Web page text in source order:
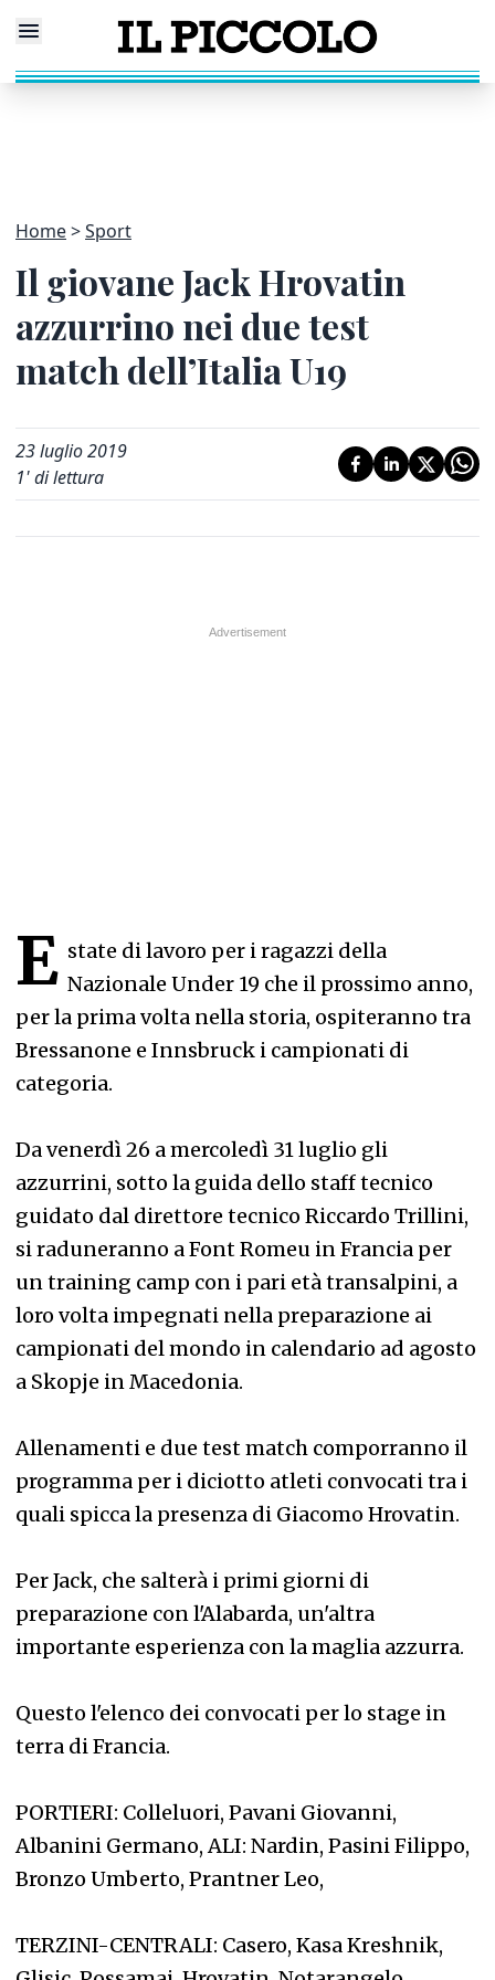
Home Sport
Il giovane Jack Hrovatin
azzurrino nei due test
match dell’Italia U19
23 luglio 2019
1' di lettura
E state di lavoro per i ragazzi della
Nazionale Under 19 che il prossimo anno,
per la prima volta nella storia, ospiteranno tra
Bressanone e Innsbruck i campionati di
categoria.
Da venerdì 26 a mercoledì 31 luglio gli
azzurrini, sotto la guida dello staff tecnico
guidato dal direttore tecnico Riccardo Trillini,
si raduneranno a Font Romeu in Francia per
un training camp con i pari età transalpini, a
loro volta impegnati nella preparazione ai
campionati del mondo in calendario ad agosto
a Skopje in Macedonia.
Allenamenti e due test match comporranno il
programma per i diciotto atleti convocati tra i
quali spicca la presenza di Giacomo Hrovatin.
Per Jack, che salterà i primi giorni di
preparazione con l'Alabarda, un'altra
importante esperienza con la maglia azzurra.
Questo l'elenco dei convocati per lo stage in
terra di Francia.
PORTIERI: Colleluori, Pavani Giovanni,
Albanini Germano, ALI: Nardin, Pasini Filippo,
Bronzo Umberto, Prantner Leo,
TERZINI-CENTRALI: Casero, Kasa Kreshnik,